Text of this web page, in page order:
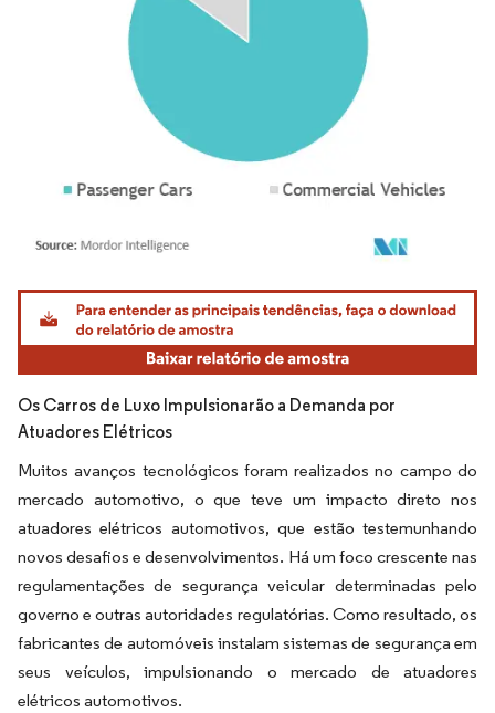
Imagem © Mordor Intelligence. O reuso requer atribuição conforme CC BY 4.0.
Os Carros de Luxo Impulsionarão a Demanda por
Atuadores Elétricos
Muitos avanços tecnológicos foram realizados no campo do
mercado automotivo, o que teve um impacto direto nos
atuadores elétricos automotivos, que estão testemunhando
novos desafios e desenvolvimentos. Há um foco crescente nas
regulamentações de segurança veicular determinadas pelo
governo e outras autoridades regulatórias. Como resultado, os
fabricantes de automóveis instalam sistemas de segurança em
seus veículos, impulsionando o mercado de atuadores
elétricos automotivos.